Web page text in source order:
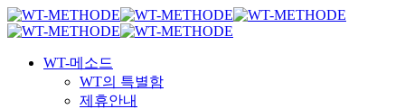
국내 최초 두피케어 브랜드
국내 최초 두피케어 브랜드
Skip
to
content
Menu
WT-메소드
WT의 특별함
제휴안내